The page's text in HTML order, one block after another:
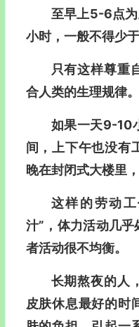
至早上5-6点
小时，一般不得少
只有这样尊重
合人类的生理规律。
如果一天9-10
间，上下午也没有
晚在封闭式大楼里
这样的劳动
汁”，体力活动几
者活动很不均衡。
长期熬夜的人
皮肤休息最好的时